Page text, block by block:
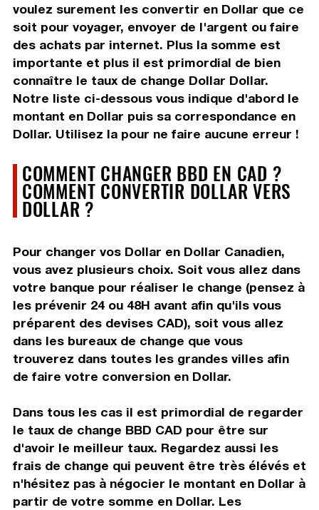
voulez surement les convertir en Dollar que ce
soit pour voyager, envoyer de l'argent ou faire
des achats par internet. Plus la somme est
importante et plus il est primordial de bien
connaître le taux de change Dollar Dollar.
Notre liste ci-dessous vous indique d'abord le
montant en Dollar puis sa correspondance en
Dollar. Utilisez la pour ne faire aucune erreur !
COMMENT CHANGER BBD EN CAD ?
COMMENT CONVERTIR DOLLAR VERS
DOLLAR ?
Pour changer vos Dollar en Dollar Canadien,
vous avez plusieurs choix. Soit vous allez dans
votre banque pour réaliser le change (pensez à
les prévenir 24 ou 48H avant afin qu'ils vous
préparent des devises CAD), soit vous allez
dans les bureaux de change que vous
trouverez dans toutes les grandes villes afin
de faire votre conversion en Dollar.
Dans tous les cas il est primordial de regarder
le taux de change BBD CAD pour être sur
d'avoir le meilleur taux. Regardez aussi les
frais de change qui peuvent être très élévés et
n'hésitez pas à négocier le montant en Dollar à
partir de votre somme en Dollar. Les